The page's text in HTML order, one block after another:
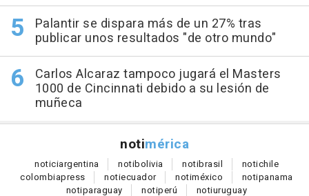
Palantir se dispara más de un 27% tras
publicar unos resultados "de otro mundo"
Carlos Alcaraz tampoco jugará el Masters
1000 de Cincinnati debido a su lesión de
muñeca
notimérica
noticiargentina notibolivia notibrasil notichile
colombiapress notiecuador notiméxico notipanama
notiparaguay notiperú notiuruguay